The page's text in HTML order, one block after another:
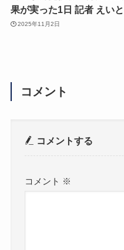
果が実った1日 記者 えいと
2025年11月2日
コメント
コメントする
コメント ※